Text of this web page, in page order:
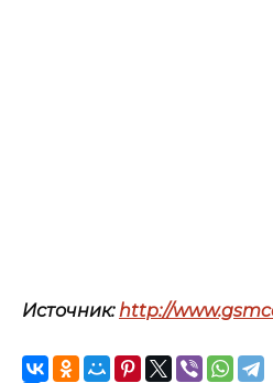
Источник:http://